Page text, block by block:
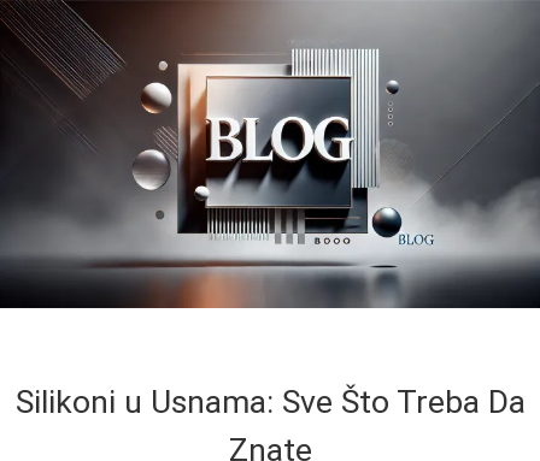
Silikoni u Usnama: Sve Što Treba Da
Znate